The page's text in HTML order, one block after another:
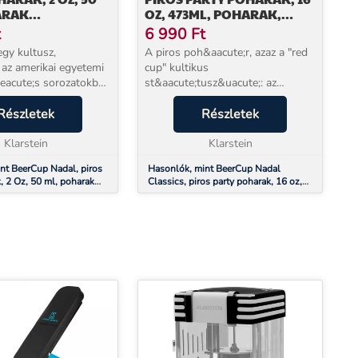
kultusz,
amerikai egyetemi
sorozatokban
ezekből a
- mert
Klarstein
BeerCup Nadal, piros
2 Oz, 50 ml, poharak
OZ, 473ML, POHARAK,
ÚJRAHASZNOSÍTHATÓ,
ROBUSZTUS
6 990 Ft
A piros poh&aacute;r, azaz a "red
cup" kultikus
st&aacute;tusz&uacute;: az
amerikai filmekben &eacute;s az
egyetemi k&ouml;rnyezetben
j&aacute;tsz&oacute;d&oacute;
sorozatokban is ezekből az
Részletek
Klarstein
Hasonlók, mint BeerCup Nadal
Classics, piros party poharak, 16 oz,
473ml, poharak, újrahasznosítható,